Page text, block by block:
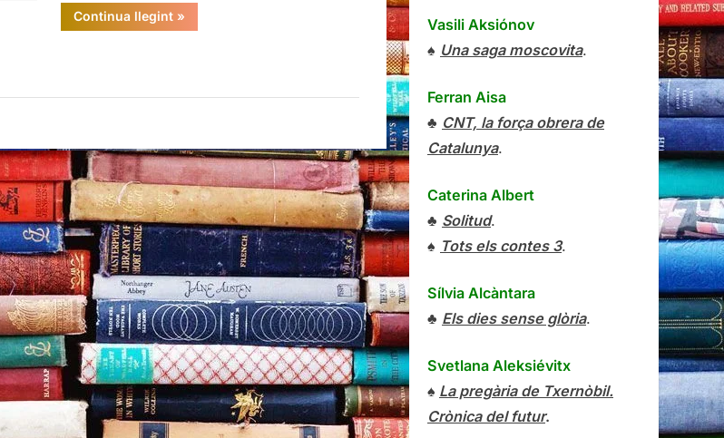
Continua llegint“Els
meus
»
Vasili Aksiónov
♠ Una saga moscovita.
Ferran Aisa
♣ CNT, la força obrera de
Catalunya.
Caterina Albert
♣ Solitud.
♠ Tots els contes 3.
Sílvia Alcàntara
♣ Els dies sense glòria.
Svetlana Aleksiévitx
♠ La pregària de Txernòbil.
Crònica del futur.